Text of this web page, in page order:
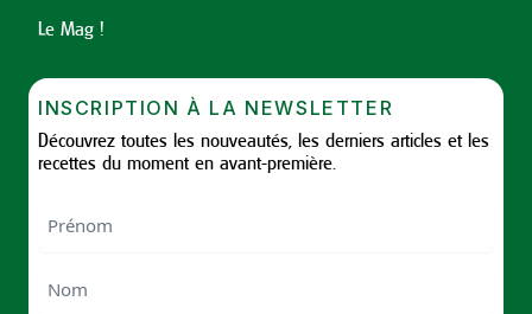
Le Mag !
INSCRIPTION À LA NEWSLETTER
Découvrez toutes les nouveautés, les derniers articles et les
recettes du moment en avant-première.